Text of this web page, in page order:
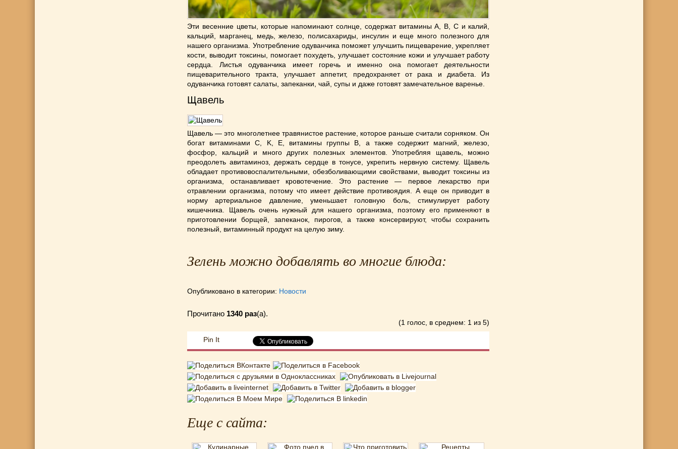
Эти весенние цветы, которые напоминают солнце, содержат витамины А, В, С и калий,
кальций, марганец, медь, железо, полисахариды, инсулин и еще много полезного для
нашего организма. Употребление одуванчика поможет улучшить пищеварение, укрепляет
кости, выводит токсины, помогает похудеть, улучшает состояние кожи и улучшает работу
сердца. Листья одуванчика имеет горечь и именно она помогает деятельности
пищеварительного тракта, улучшает аппетит, предохраняет от рака и диабета. Из
одуванчика готовят салаты, запеканки, чай, супы и даже готовят замечательное варенье.
Щавель
Щавель — это многолетнее травянистое растение, которое раньше считали сорняком. Он
богат витаминами C, K, E, витамины группы B, а также содержит магний, железо,
фосфор, кальций и много других полезных элементов. Употребляя щавель, можно
преодолеть авитаминоз, держать сердце в тонусе, укрепить нервную систему. Щавель
обладает противовоспалительными, обезболивающими свойствами, выводит токсины из
организма, останавливает кровотечение. Это растение — первое лекарство при
отравлении организма, потому что имеет действие противоядия. А еще он приводит в
норму артериальное давление, уменьшает головную боль, стимулирует работу
кишечника. Щавель очень нужный для нашего организма, поэтому его применяют в
приготовлении борщей, запеканок, пирогов, а также консервируют, чтобы сохранить
полезный, витаминный продукт на целую зиму.
Зелень можно добавлять во многие блюда:
Опубликовано в категории: Новости
Прочитано 1340 раз(a).
(1 голос, в среднем: 1 из 5)
Pin It
Еще с сайта: